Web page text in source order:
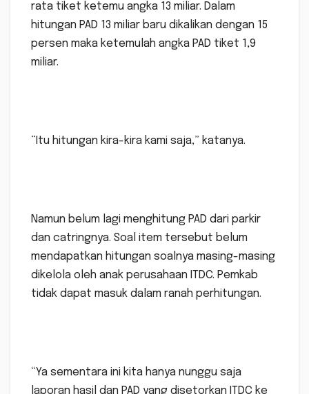
rata tiket ketemu angka 13 miliar. Dalam
hitungan PAD 13 miliar baru dikalikan dengan 15
persen maka ketemulah angka PAD tiket 1,9
miliar.
“Itu hitungan kira-kira kami saja,” katanya.
Namun belum lagi menghitung PAD dari parkir
dan catringnya. Soal item tersebut belum
mendapatkan hitungan soalnya masing-masing
dikelola oleh anak perusahaan ITDC. Pemkab
tidak dapat masuk dalam ranah perhitungan.
“Ya sementara ini kita hanya nunggu saja
laporan hasil dan PAD yang disetorkan ITDC ke